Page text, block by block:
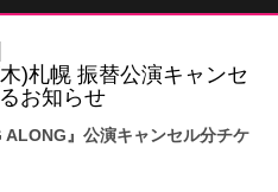
)札幌 振替公演キャンセ
お知らせ
』公演キャンセル分チケ